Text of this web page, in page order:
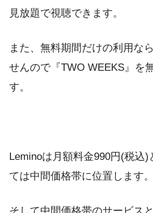
見放題で視聴できます。
また、無料期間だけの利用な
せんので『TWO WEEKS』を
す。
Leminoは月額料金990円(税込
ては中間価格帯に位置します。